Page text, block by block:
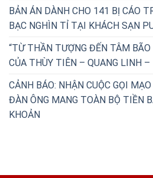
BẢN ÁN DÀNH CHO 141 BỊ CÁO
BẠC NGHÌN TỈ TẠI KHÁCH SẠN
“TỪ THẦN TƯỢNG ĐẾN TÂM BÃO
CỦA THÙY TIÊN – QUANG LINH –
CẢNH BÁO: NHẬN CUỘC GỌI
ĐÀN ÔNG MANG TOÀN BỘ TIỀN
KHOẢN